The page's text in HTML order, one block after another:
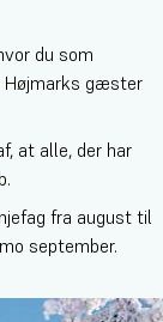
du som
Højmarks gæster
at alle, der har
fra august til
september.